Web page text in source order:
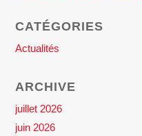
CATÉGORIES
Actualités
ARCHIVE
juillet 2026
juin 2026